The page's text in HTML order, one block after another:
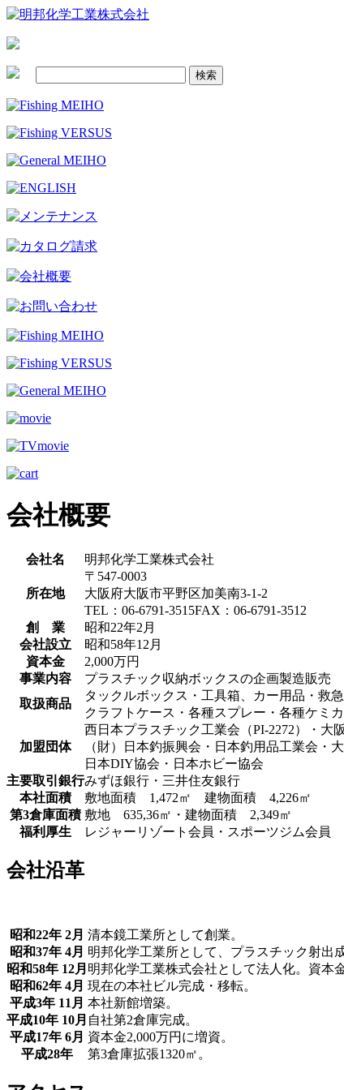
会社概要
会社名 明邦化学工業株式会社
所在地
〒547-0003
大阪府大阪市平野区加美南3-1-2
TEL：06-6791-3515FAX：06-6791-3512
創 業
昭和22年2月
会社設立
昭和58年12月
資本金
2,000万円
事業内容
プラスチック収納ボックスの企画製造販売
取扱商品
タックルボックス・工具箱、カー用品・救
クラフトケース・各種スプレー・各種ケミ
加盟団体
西日本プラスチック工業会（PI-2272）・大
（財）日本釣振興会・日本釣用品工業会・
日本DIY協会・日本ホビー協会
主要取引銀行みずほ銀行・三井住友銀行
本社面積
敷地面積 1,472㎡ 建物面積 4,226㎡
第3倉庫面積 敷地 635,36㎡・建物面積 2,349㎡
福利厚生
レジャーリゾート会員・スポーツジム会員
会社沿革
昭和22年 2月 清本鏡工業所として創業。
昭和37年 4月 明邦化学工業所として、プラスチック射出
昭和58年 12月 明邦化学工業株式会社として法人化。資本金
昭和62年 4月 現在の本社ビル完成・移転。
平成3年 11月 本社新館増築。
平成10年 10月 自社第2倉庫完成。
平成17年 6月 資本金2,000万円に増資。
平成28年
第3倉庫拡張1320㎡。